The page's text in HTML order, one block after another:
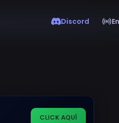
Discord
CLICK AQUÍ